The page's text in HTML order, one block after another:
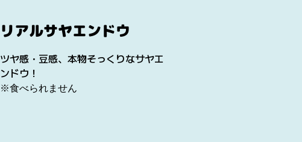
リアルサヤエンドウ
ツヤ感・豆感、本物そっくりなサヤエ
ンドウ！
※食べられません